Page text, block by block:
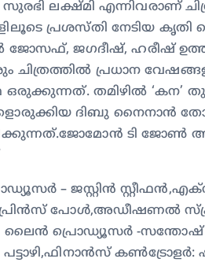
ലക്ഷ്മി എന്നിവരാണ്
പ്രശസ്തി നേടിയ
ജഗദീഷ്, ഹരീഷ്
ചിത്രത്തിൽ പ്രധാന
ഒരുക്കുന്നത്. തമിഴിൽ ‘കന’
ദിബു നൈനാൻ
ടി ജോൺ
– ജസ്റ്റിൻ
പോൾ,അഡീഷണൽ
പ്രൊഡ്യൂസർ -സന്തോഷ്‌